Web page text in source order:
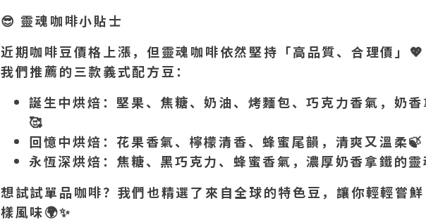
😎 靈魂咖啡小貼士
近期咖啡豆價格上漲，但靈魂咖啡依然堅持「高品質、合理價」 💖
我們推薦的三款義式配方豆：
誕生中烘焙：堅果、焦糖、奶油、烤麵包、巧克力香氣，奶
🥰
回憶中烘焙：花果香氣、檸檬清香、蜂蜜尾韻，清爽又溫柔🍃
永恆深烘焙：焦糖、黑巧克力、蜂蜜香氣，濃厚奶香拿鐵的靈
想試試單品咖啡？我們也精選了來自全球的特色豆，讓你輕輕嘗
樣風味🌍✨